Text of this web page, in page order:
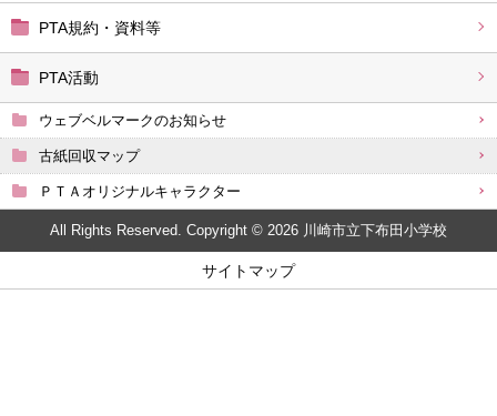
PTA規約・資料等
PTA活動
ウェブベルマークのお知らせ
古紙回収マップ
ＰＴＡオリジナルキャラクター
All Rights Reserved. Copyright © 2026 川崎市立下布田小学校
サイトマップ